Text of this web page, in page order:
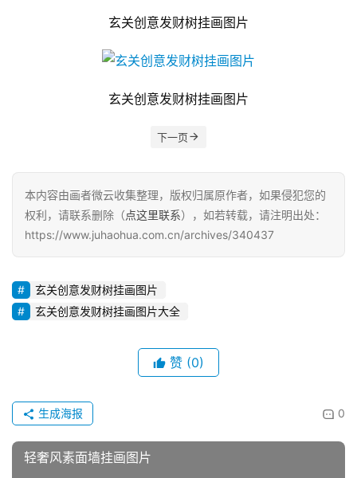
玄关创意发财树挂画图片
玄关创意发财树挂画图片
下一页
本内容由画者微云收集整理，版权归属原作者，如果侵犯您的
权利，请联系删除（点这里联系），如若转载，请注明出处：
https://www.juhaohua.com.cn/archives/340437
玄关创意发财树挂画图片
玄关创意发财树挂画图片大全
赞 (0)
0
生成海报
轻奢风素面墙挂画图片